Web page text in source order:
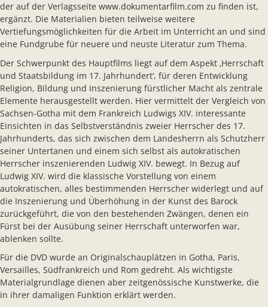
der auf der Verlagsseite www.dokumentarfilm.com zu finden ist,
ergänzt. Die Materialien bieten teilweise weitere
Vertiefungsmöglichkeiten für die Arbeit im Unterricht an und sind
eine Fundgrube für neuere und neuste Literatur zum Thema.
Der Schwerpunkt des Hauptfilms liegt auf dem Aspekt ‚Herrschaft
und Staatsbildung im 17. Jahrhundert‘, für deren Entwicklung
Religion, Bildung und Inszenierung fürstlicher Macht als zentrale
Elemente herausgestellt werden. Hier vermittelt der Vergleich von
Sachsen-Gotha mit dem Frankreich Ludwigs XIV. interessante
Einsichten in das Selbstverständnis zweier Herrscher des 17.
Jahrhunderts, das sich zwischen dem Landesherrn als Schutzherr
seiner Untertanen und einem sich selbst als autokratischen
Herrscher inszenierenden Ludwig XIV. bewegt. In Bezug auf
Ludwig XIV. wird die klassische Vorstellung von einem
autokratischen, alles bestimmenden Herrscher widerlegt und auf
die Inszenierung und Überhöhung in der Kunst des Barock
zurückgeführt, die von den bestehenden Zwängen, denen ein
Fürst bei der Ausübung seiner Herrschaft unterworfen war,
ablenken sollte.
Für die DVD wurde an Originalschauplätzen in Gotha, Paris,
Versailles, Südfrankreich und Rom gedreht. Als wichtigste
Materialgrundlage dienen aber zeitgenössische Kunstwerke, die
in ihrer damaligen Funktion erklärt werden.